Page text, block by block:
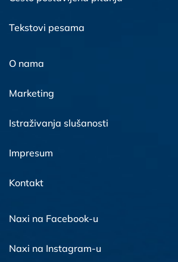
Tekstovi pesama
O nama
Marketing
Istraživanja slušanosti
Impresum
Kontakt
Naxi na Facebook-u
Naxi na Instagram-u